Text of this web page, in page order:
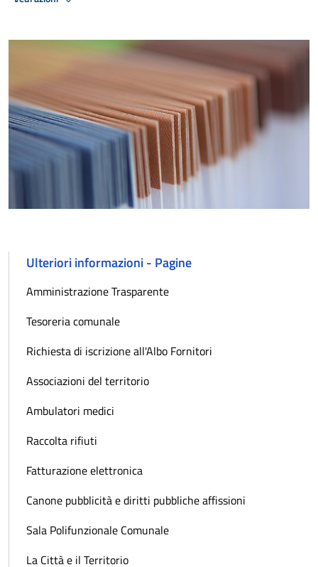
Ulteriori informazioni - Pagine
Amministrazione Trasparente
Tesoreria comunale
Richiesta di iscrizione all'Albo Fornitori
Associazioni del territorio
Ambulatori medici
Raccolta rifiuti
Fatturazione elettronica
Canone pubblicità e diritti pubbliche affissioni
Sala Polifunzionale Comunale
La Città e il Territorio